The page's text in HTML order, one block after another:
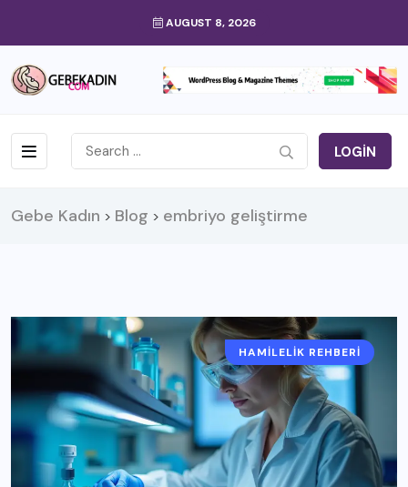
AUGUST 8, 2026
LOGIN
Gebe Kadın > Blog > embriyo geliştirme
HAMILELIK REHBERI